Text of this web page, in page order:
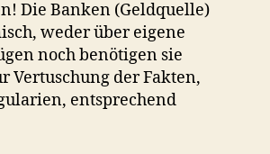
Die Banken (Geldquelle)
weder über eigene
noch benötigen sie
Vertuschung der Fakten,
entsprechend